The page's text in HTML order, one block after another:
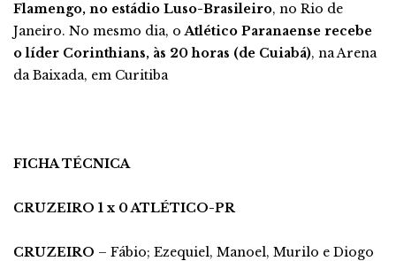
Flamengo, no estádio Luso-Brasileiro, no Rio de
Janeiro. No mesmo dia, oAtlético Paranaense recebe
o líder Corinthians, às 20 horas (de Cuiabá), na Arena
da Baixada, em Curitiba
FICHA TÉCNICA
CRUZEIRO 1 x 0 ATLÉTICO-PR
CRUZEIRO – Fábio; Ezequiel, Manoel, Murilo e Diogo